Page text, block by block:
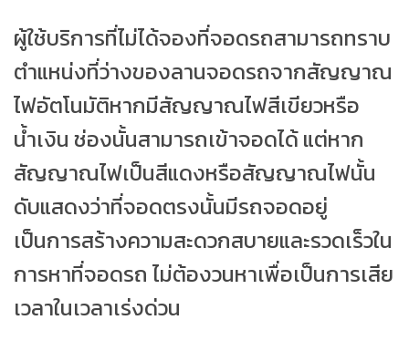
ผู้ใช้บริการที่ไม่ได้จองที่จอดรถสามารถทราบ
ตำแหน่งที่ว่างของลานจอดรถจากสัญญาณ
ไฟอัตโนมัติหากมีสัญญาณไฟสีเขียวหรือ
น้ำเงิน ช่องนั้นสามารถเข้าจอดได้ แต่หาก
สัญญาณไฟเป็นสีแดงหรือสัญญาณไฟนั้น
ดับแสดงว่าที่จอดตรงนั้นมีรถจอดอยู่
เป็นการสร้างความสะดวกสบายและรวดเร็วใน
การหาที่จอดรถ ไม่ต้องวนหาเพื่อเป็นการเสีย
เวลาในเวลาเร่งด่วน